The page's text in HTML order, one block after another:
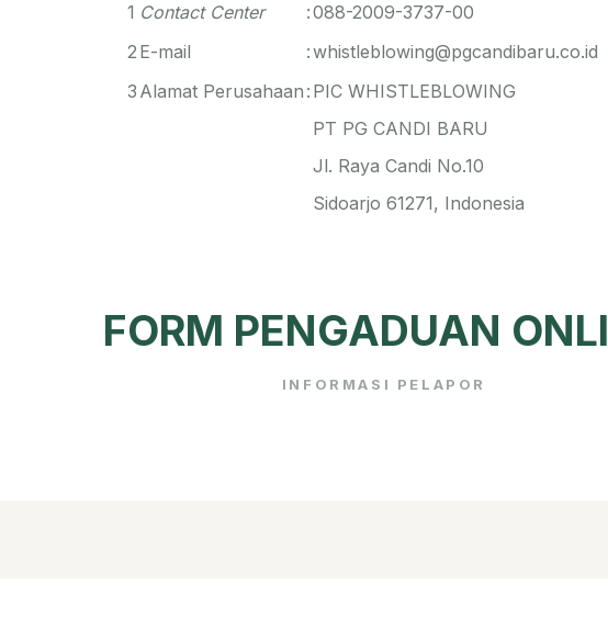
1 Contact Center :088-2009-3737-00
2 E-mail :whistleblowing@pgcandibaru.co.id
3 Alamat Perusahaan : PIC WHISTLEBLOWING
PT PG CANDI BARU
Jl. Raya Candi No.10
Sidoarjo 61271, Indonesia
FORM PENGADUAN
INFORMASI PELAPOR